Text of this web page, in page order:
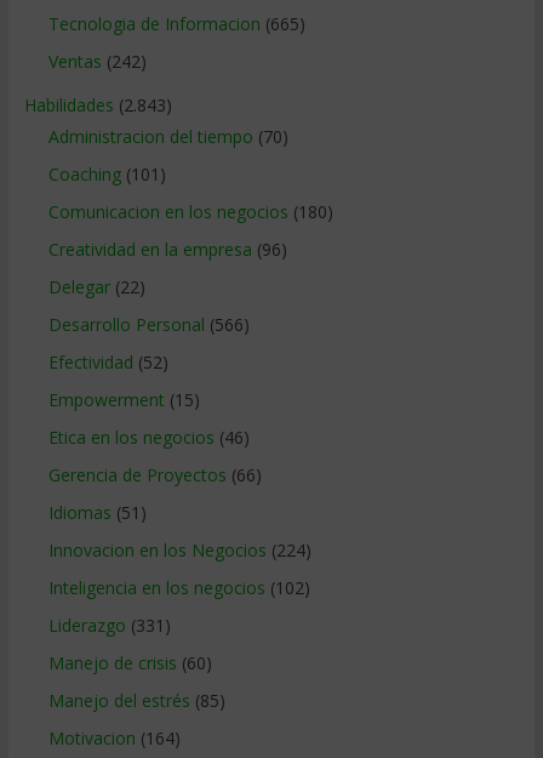
Tecnologia de Informacion (665)
Ventas (242)
Habilidades (2.843)
Administracion del tiempo (70)
Coaching(101)
Comunicacion en los negocios (180)
Creatividad en la empresa (96)
Delegar(22)
Desarrollo Personal (566)
Efectividad (52)
Empowerment (15)
Etica en los negocios (46)
Gerencia de Proyectos (66)
Idiomas (51)
Innovacion en los Negocios (224)
Inteligencia en los negocios (102)
Liderazgo (331)
Manejo de crisis (60)
Manejo del estrés (85)
Motivacion (164)